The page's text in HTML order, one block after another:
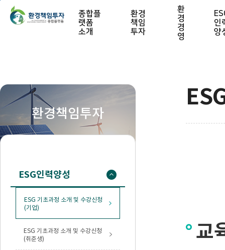
본문 바로가기
종합플
랫폼
소개
환경
책임
투자
환
경
경
영
인
양
환경책임투자
ESG인력양성
ESG 기초과정 소개 및 수강신청
(기업)
ESG 기초과정 소개 및 수강신청
(취준생)
교